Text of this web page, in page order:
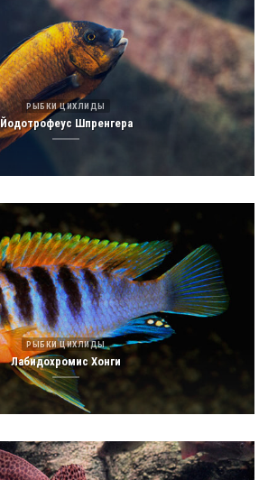
РЫБКИ ЦИХЛИДЫ
Йодотрофеус Шпренгера
РЫБКИ ЦИХЛИДЫ
Лабидохромис Хонги